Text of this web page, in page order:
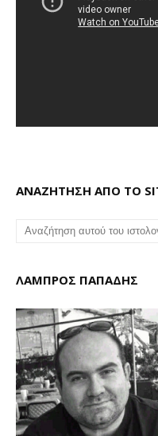
ΑΝΑΖΗΤΗΣΗ ΑΠΟ ΤΟ
ΛΑΜΠΡΟΣ ΠΑΠΑΔΗΣ